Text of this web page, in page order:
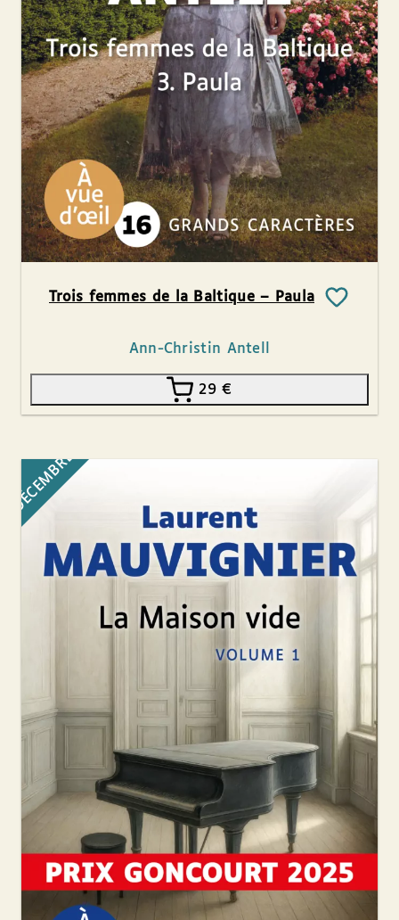
Trois femmes de la Baltique – Paula
Ann-Christin Antell
29€
DÉCEMBRE